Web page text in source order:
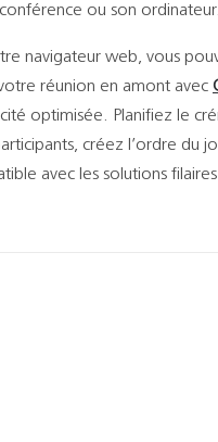
ou son ordinateur.
navigateur web, vous
réunion en amont avec
optimisée. Planifiez le
créez l’ordre du
avec les solutions